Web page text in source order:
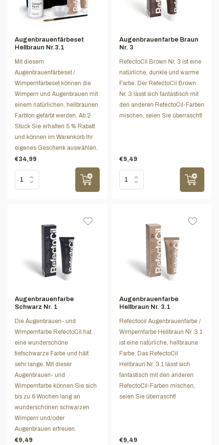
Augenbrauenfärbeset
Hellbraun Nr.3.1
Mit diesem
Augenbrauenfärbeset /
Wimpernfärbeset können die
Wimpern und Augenbrauen mit
einem natürlichen, hellbraunen
Farbton gefärbt werden. Ab 2
Stück Sie erhalten 5 % Rabatt
und können im Warenkorb Ihr
eigenes Geschenk auswählen.
€34,99
Augenbrauenfarbe Braun
Nr. 3
RefectoCil Brown Nr. 3 ist eine
natürliche, dunkle und warme
Farbe. Der RefectoCil Brown
Nr. 3 lässt sich fantastisch mit
den anderen RefectoCil-Farben
mischen, seien Sie überrascht!
€9,49
Augenbrauenfarbe
Schwarz Nr. 1
Die Augenbrauen- und
Wimpernfarbe RefectoCil hat
eine wunderschöne
tiefschwarze Farbe und hält
sehr lange. Mit dieser
Augenbrauen- und
Wimpernfarbe können Sie sich
bis zu 6 Wochen lang an
wunderschönen schwarzen
Wimpern und/oder
Augenbrauen erfreuen.
€9,49
Augenbrauenfarbe
Hellbraun Nr. 3.1
Refectocil Augenbrauenfarbe /
Wimpernfarbe Hellbraun Nr. 3.1
ist eine natürliche, hellbraune
Farbe. Das RefectoCil
Hellbraun Nr. 3.1 lässt sich
fantastisch mit den anderen
RefectoCil-Farben mischen,
seien Sie überrascht!
€9,49